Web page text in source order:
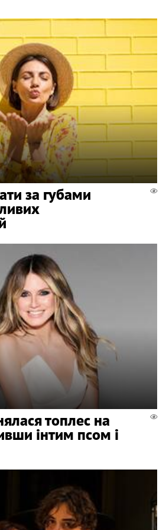
за губами
топлес на
інтим псом і